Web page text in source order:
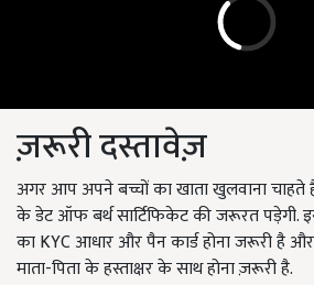
ज़रूरी दस्तावेज़
अगर आप अपने बच्चों का खाता खुलवाना चाहते
के डेट ऑफ बर्थ सार्टिफिकेट की जरूरत पड़ेगी.
का KYC आधार और पैन कार्ड होना जरूरी है
माता-पिता के हस्ताक्षर के साथ होना ज़रूरी है.